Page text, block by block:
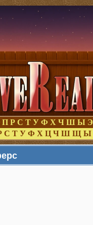
П Р С Т У Ф Х Ч Ш Ы Э
С Т У Ф Х Ц Ч Ш Щ Ы